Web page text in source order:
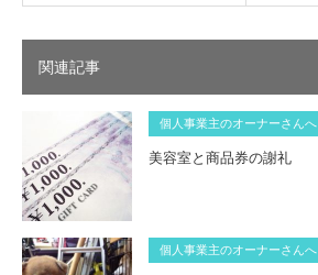
関連記事
個人事業主のオーナーさんへ
美容室と商品券の謝礼
個人事業主のオーナーさんへ